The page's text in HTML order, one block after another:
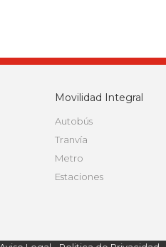
Movilidad Integral
Autobús
Tranvía
Metro
Estaciones